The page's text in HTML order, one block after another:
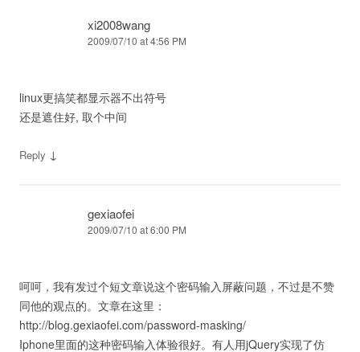
xi2008wang
2009/07/10 at 4:56 PM
linux更搞笑都显示器不出符号
还是遮住好, 取个中间
Reply ↓
gexiaofei
2009/07/10 at 6:00 PM
呵呵，我有发过个短文章说这个密码输入屏蔽问题，不过是不赞
同他的观点的。文章在这里：
http://blog.gexiaofei.com/password-masking/
Iphone里面的这种密码输入体验很好。有人用jQuery实现了仿